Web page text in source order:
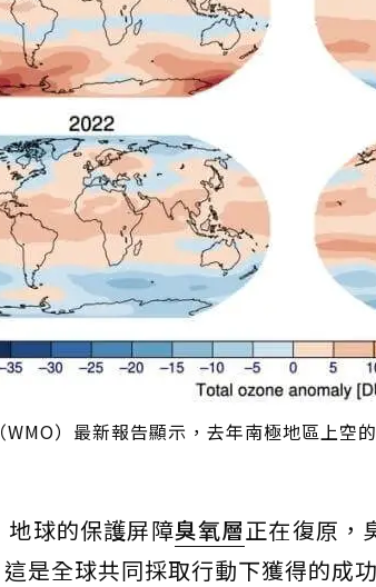
）最新報告顯示，去年南極地區上空
地球的保護屏障臭氧層正在復原，
是全球共同採取行動下獲得的成功